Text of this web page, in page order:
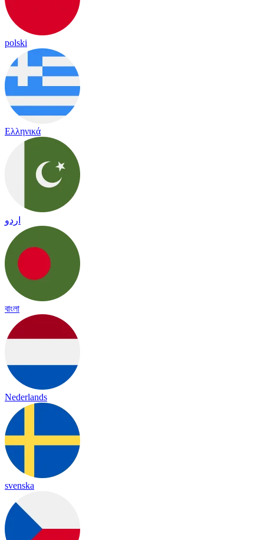
polski
Ελληνικά
اردو
বাংলা
Nederlands
svenska